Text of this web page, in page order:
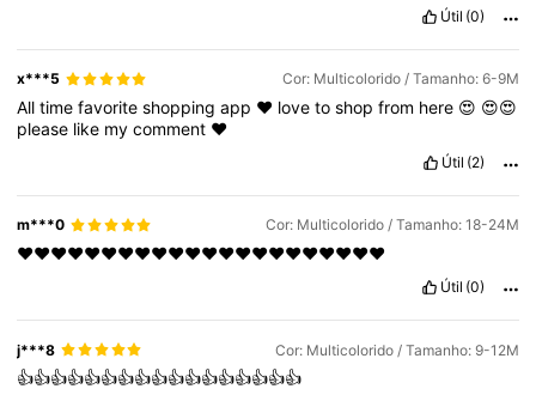
Útil (0)
x***5 Cor: Multicolorido / Tamanho: 6-9M
Alltimefavoriteshoppingapp ❤️ lovetoshopfrom here 😍 😍😍
please like mycomment ❤️
Útil (2)
m***0 Cor: Multicolorido / Tamanho: 18-24M
❤️❤️❤️❤️❤️❤️❤️❤️❤️❤️❤️❤️❤️❤️❤️❤️❤️❤️❤️❤️❤️❤️
Útil (0)
j***8 Cor: Multicolorido / Tamanho: 9-12M
👍👍👍👍👍👍👍👍👍👍👍👍👍👍👍👍👍